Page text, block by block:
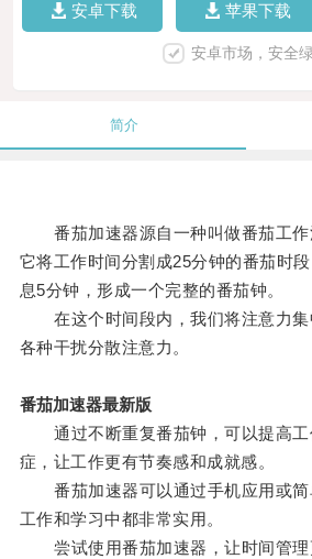
安卓下载 苹果下载
安卓市场，安全
简介
番茄加速器源自一种叫做番茄工作
它将工作时间分割成25分钟的番茄时
息5分钟，形成一个完整的番茄钟。
在这个时间段内，我们将注意力集
各种干扰分散注意力。
番茄加速器最新版
通过不断重复番茄钟，可以提高工
症，让工作更有节奏感和成就感。
番茄加速器可以通过手机应用或简
工作和学习中都非常实用。
尝试使用番茄加速器，让时间管理